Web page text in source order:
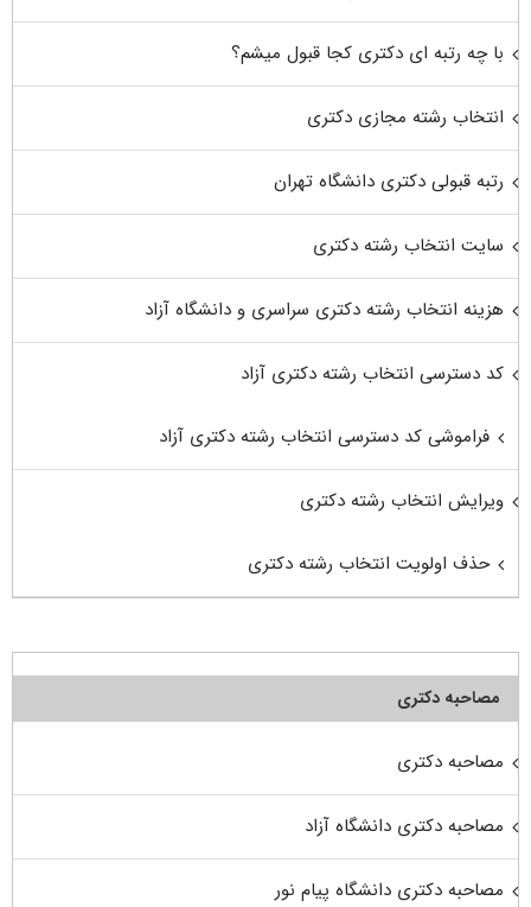
با چه رتبه ای دکتری کجا قبول میشم؟
انتخاب رشته مجازی دکتری
رتبه قبولی دکتری دانشگاه تهران
سایت انتخاب رشته دکتری
هزینه انتخاب رشته دکتری سراسری و دانشگاه آزاد
کد دسترسی انتخاب رشته دکتری آزاد
فراموشی کد دسترسی انتخاب رشته دکتری آزاد
ویرایش انتخاب رشته دکتری
حذف اولویت انتخاب رشته دکتری
مصاحبه دکتری
مصاحبه دکتری
مصاحبه دکتری دانشگاه آزاد
مصاحبه دکتری دانشگاه پیام نور